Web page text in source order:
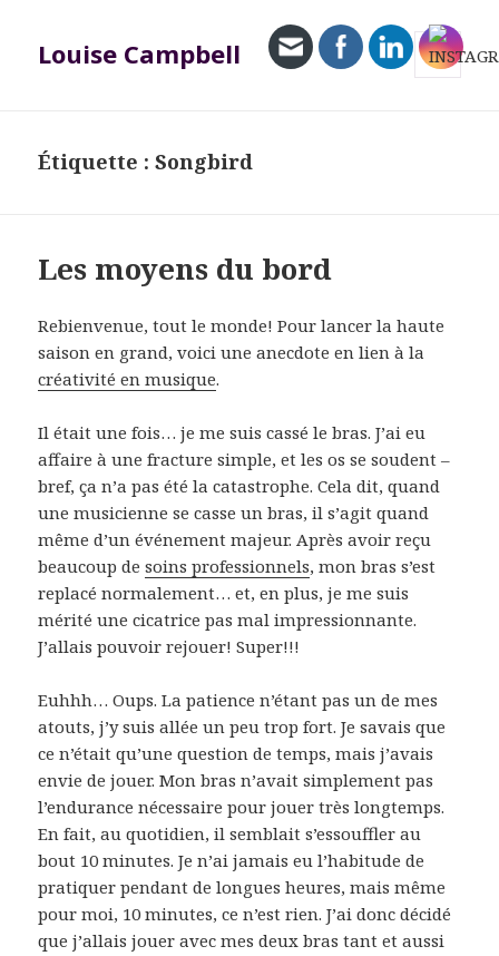
Louise Campbell
Étiquette :Songbird
Les moyens du bord
Rebienvenue, tout le monde! Pour lancer la haute
saison en grand, voici une anecdote en lien à la
créativité en musique.
Il était une fois… je me suis cassé le bras. J’ai eu
affaire à une fracture simple, et les os se soudent –
bref, ça n’a pas été la catastrophe. Cela dit, quand
une musicienne se casse un bras, il s’agit quand
même d’un événement majeur. Après avoir reçu
beaucoup desoins professionnels, mon bras s’est
replacé normalement… et, en plus, je me suis
mérité une cicatrice pas mal impressionnante.
J’allais pouvoir rejouer! Super!!!
Euhhh… Oups. La patience n’étant pas un de mes
atouts, j’y suis allée un peu trop fort. Je savais que
ce n’était qu’une question de temps, mais j’avais
envie de jouer. Mon bras n’avait simplement pas
l’endurance nécessaire pour jouer très longtemps.
En fait, au quotidien, il semblait s’essouffler au
bout 10 minutes. Je n’ai jamais eu l’habitude de
pratiquer pendant de longues heures, mais même
pour moi, 10 minutes, ce n’est rien. J’ai donc décidé
que j’allais jouer avec mes deux bras tant et aussi